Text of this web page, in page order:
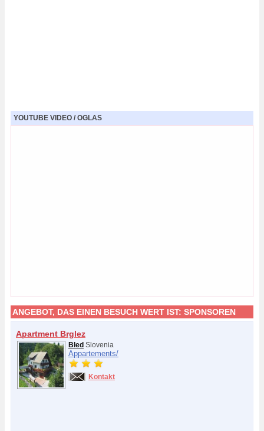
YOUTUBE VIDEO / OGLAS
ANGEBOT, DAS EINEN BESUCH WERT IST: SPONSOREN
Apartment Brglez
Bled Slovenia
Appartements/
Kontakt